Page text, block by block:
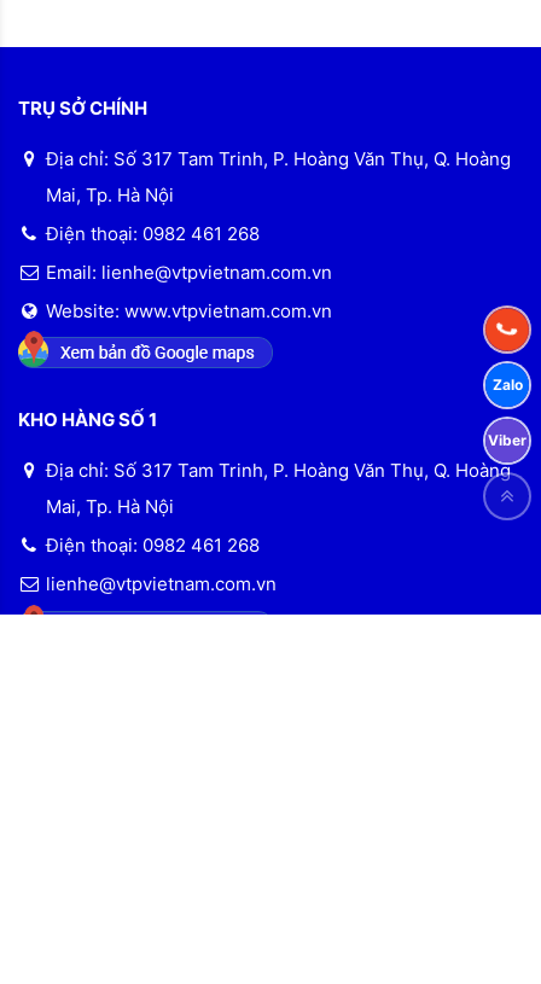
TRỤ SỞ CHÍNH
Địa chỉ: Số 317 Tam Trinh, P. Hoàng Văn Thụ, Q. Hoàng
Mai, Tp. Hà Nội
Điện thoại: 0982 461 268
Email: lienhe@vtpvietnam.com.vn
Website: www.vtpvietnam.com.vn
KHO HÀNG SỐ 1
Địa chỉ: Số 317 Tam Trinh, P. Hoàng Văn Thụ, Q. Hoàng
Mai, Tp. Hà Nội
Điện thoại: 0982 461 268
lienhe@vtpvietnam.com.vn